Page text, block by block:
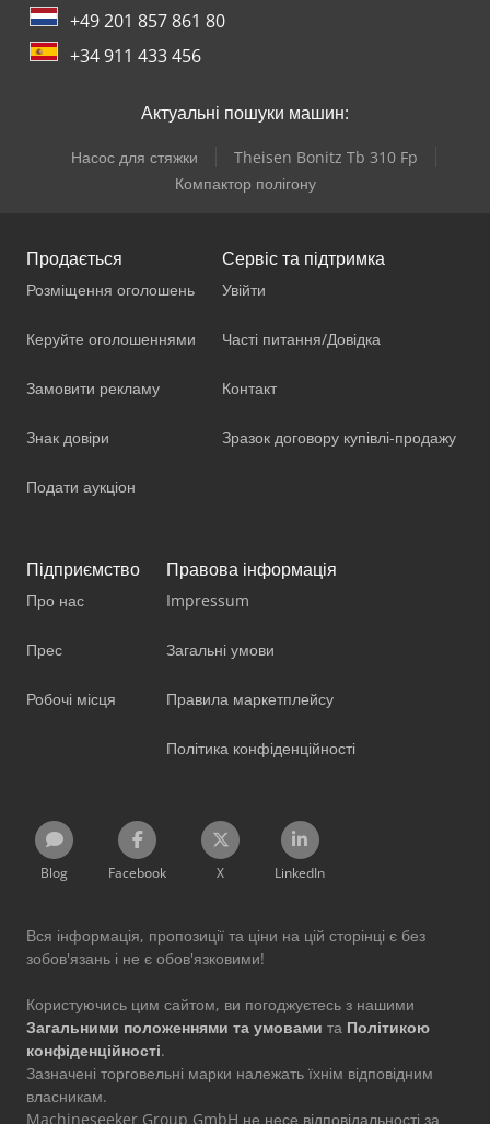
+49 201 857 861 80
+34 911 433 456
Актуальні пошуки машин:
Насос для стяжки
Theisen Bonitz Tb 310 Fp
Компактор полігону
Продається
Розміщення оголошень
Керуйте оголошеннями
Замовити рекламу
Знак довіри
Подати аукціон
Сервіс та підтримка
Увійти
Часті питання/Довідка
Контакт
Зразок договору купівлі-продажу
Підприємство
Про нас
Прес
Робочі місця
Правова інформація
Impressum
Загальні умови
Правила маркетплейсу
Політика конфіденційності
Blog Facebook X LinkedIn
Вся інформація, пропозиції та ціни на цій сторінці є без
зобов'язань і не є обов'язковими!
Користуючись цим сайтом, ви погоджуєтесь з нашими
Загальними положеннями та умовами та Політикою
конфіденційності.
Зазначені торговельні марки належать їхнім відповідним
власникам.
Machineseeker Group GmbH не несе відповідальності за